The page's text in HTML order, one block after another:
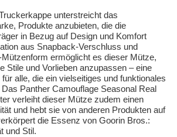
unterstreicht das
Produkte anzubieten, die die
in Bezug auf Design und Komfort
aus Snapback-Verschluss und
ermöglicht es dieser Mütze,
Stile und Vorlieben anzupassen – eine
alle, die ein vielseitiges und funktionales
Panther Camouflage Seasonal Real
verleiht dieser Mütze zudem einen
und hebt sie von anderen Produkten auf
die Essenz von Goorin Bros.:
und Stil.